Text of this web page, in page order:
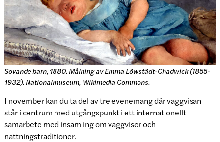
Sovande barn, 1880. Målning av Emma Löwstädt-Chadwick (1855-
1932). Nationalmuseum, Wikimedia Commons.
I november kan du ta del av tre evenemang där vaggvisan
står i centrum med utgångspunkt i ett internationellt
samarbete med insamling om vaggvisor och
nattningstraditioner.